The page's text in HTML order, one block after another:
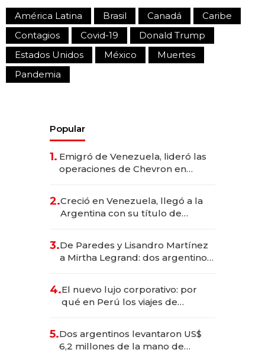
América Latina Brasil Canadá
Caribe
Contagios
Covid-19
Donald Trump
Estados Unidos
México
Muertes
Pandemia
Popular
1. Emigró de Venezuela, lideró las
operaciones de Chevron en
2.Creció en Venezuela, llegó a la
Argentina con su título de
las marcas "fast premium"
3.De Paredes y Lisandro Martínez
a Mirtha Legrand: dos argentinos
4.El nuevo lujo corporativo: por
qué en Perú los viajes de
para convertirse en experiencias
transformadoras
5.Dos argentinos levantaron US$
6,2 millones de la mano de